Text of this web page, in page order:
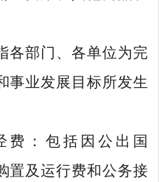
各部门、各单位为完
事业发展目标所发生
费：包括因公出国
置及运行费和公务接